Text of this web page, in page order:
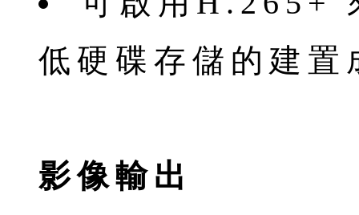
低硬碟存儲的建置
影像輸出